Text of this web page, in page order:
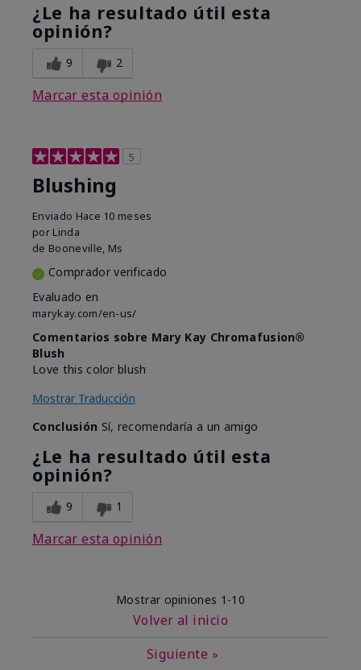
¿Le ha resultado útil esta
opinión?
9 2
Marcar esta opinión
5
Blushing
Enviado Hace 10 meses
por Linda
de Booneville, Ms
Comprador verificado
Evaluado en
marykay.com/en-us/
Comentarios sobre Mary Kay Chromafusion®
Blush
Love this color blush
Mostrar Traducción
Conclusión Sí, recomendaría a un amigo
¿Le ha resultado útil esta
opinión?
9 1
Marcar esta opinión
Mostrar opiniones 1-10
Volver al inicio
Siguiente »